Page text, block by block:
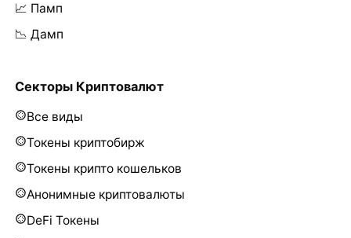
📈 Памп
📉 Дамп
Секторы Криптовалют
Все виды
Токены криптобирж
Токены крипто кошельков
Анонимные криптовалюты
DeFi Токены